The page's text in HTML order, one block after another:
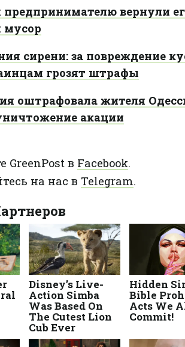
предпринимателю вернули
мусор
сирени: за повреждение
грозят штрафы
оштрафовала жителя
акации
GreenPost в Facebook.
на нас в Telegram.